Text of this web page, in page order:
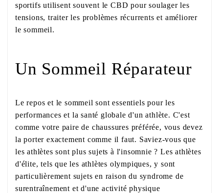
sportifs utilisent souvent le CBD pour soulager les
tensions, traiter les problèmes récurrents et améliorer
le sommeil.
Un Sommeil Réparateur
Le repos et le sommeil sont essentiels pour les
performances et la santé globale d'un athlète. C'est
comme votre paire de chaussures préférée, vous devez
la porter exactement comme il faut. Saviez-vous que
les athlètes sont plus sujets à l'insomnie ? Les athlètes
d'élite, tels que les athlètes olympiques, y sont
particulièrement sujets en raison du syndrome de
surentraînement et d'une activité physique